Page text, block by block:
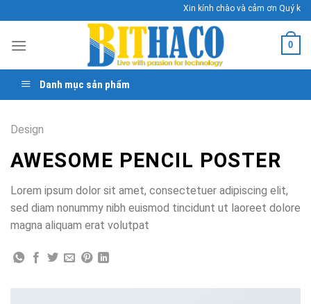
to
content
Xin kính chào và cảm ơn Quý
0
Danh mục sản phẩm
Design
AWESOME PENCIL POSTER
Lorem ipsum dolor sit amet, consectetuer adipiscing elit,
sed diam nonummy nibh euismod tincidunt ut laoreet dolore
magna aliquam erat volutpat